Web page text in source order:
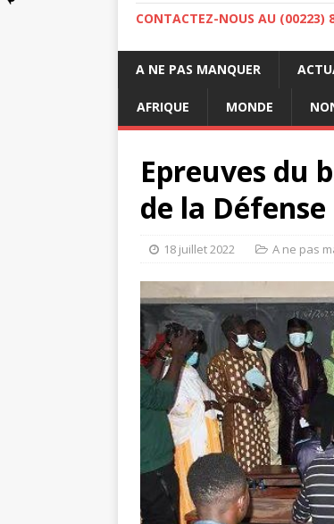
CONTACTEZ-NOUS AU (00223)
A NE PAS MANQUER
AFRIQUE MONDE
Epreuves du
de la
18 juillet 2022 A ne pas